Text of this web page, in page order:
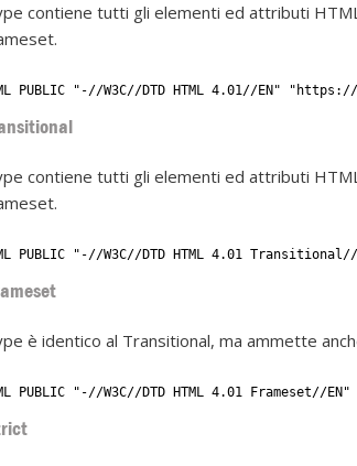
contiene tutti gli elementi ed attributi
PUBLIC "-//W3C//DTD HTML 4.01//EN"
contiene tutti gli elementi ed attributi
PUBLIC "-//W3C//DTD HTML 4.01
è identico al Transitional, ma ammette
PUBLIC "-//W3C//DTD HTML 4.01